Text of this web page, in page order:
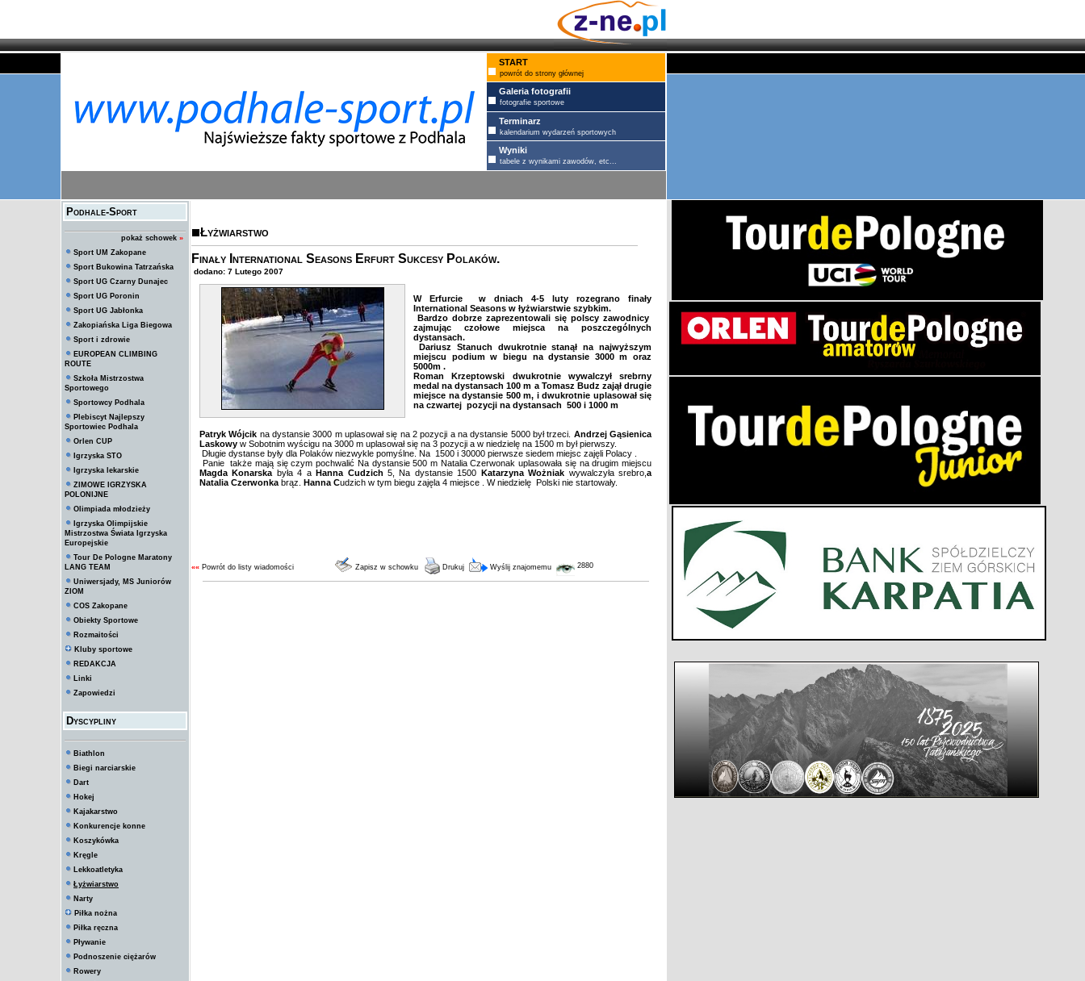
START
powrót do strony głównej
Galeria fotografii
fotografie sportowe
Terminarz
kalendarium wydarzeń sportowych
Wyniki
tabele z wynikami zawodów, etc...
Podhale-Sport
pokaż schowek »
Sport UM Zakopane
Sport Bukowina Tatrzańska
Sport UG Czarny Dunajec
Sport UG Poronin
Sport UG Jabłonka
Zakopiańska Liga Biegowa
Sport i zdrowie
EUROPEAN CLIMBING
ROUTE
Szkoła Mistrzostwa
Sportowego
Sportowcy Podhala
Plebiscyt Najlepszy
Sportowiec Podhala
Orlen CUP
Igrzyska STO
Igrzyska lekarskie
ZIMOWE IGRZYSKA
POLONIJNE
Olimpiada młodzieży
Igrzyska Olimpijskie
Mistrzostwa Świata Igrzyska
Europejskie
Tour De Pologne Maratony
LANG TEAM
Uniwersjady, MS Juniorów
ZIOM
COS Zakopane
Obiekty Sportowe
Rozmaitości
Kluby sportowe
REDAKCJA
Linki
Zapowiedzi
Dyscypliny
Biathlon
Biegi narciarskie
Dart
Hokej
Kajakarstwo
Konkurencje konne
Koszykówka
Kręgle
Lekkoatletyka
Łyżwiarstwo
Narty
Piłka nożna
Piłka ręczna
Pływanie
Podnoszenie ciężarów
Rowery
Łyżwiarstwo
Finały International Seasons Erfurt Sukcesy Polaków.
dodano: 7 Lutego 2007
W Erfurcie w dniach 4-5 luty rozegrano finały
International Seasons w łyżwiarstwie szybkim.
Bardzo dobrze zaprezentowali się polscy zawodnicy
zajmując czołowe miejsca na poszczególnych
dystansach.
Dariusz Stanuch dwukrotnie stanął na najwyższym
miejscu podium w biegu na dystansie 3000 m oraz
5000m .
Roman Krzeptowski dwukrotnie wywalczył srebrny
medal na dystansach 100 m a Tomasz Budz zajął drugie
miejsce na dystansie 500 m, i dwukrotnie uplasował się
na czwartej pozycji na dystansach 500 i 1000 m
Patryk Wójcik na dystansie 3000 m uplasował się na 2 pozycji a na dystansie 5000 był trzeci. Andrzej Gąsienica
Laskowy w Sobotnim wyścigu na 3000 m uplasował się na 3 pozycji a w niedzielę na 1500 m był pierwszy.
Długie dystanse były dla Polaków niezwykle pomyślne. Na 1500 i 30000 pierwsze siedem miejsc zajęli Polacy .
Panie także mają się czym pochwalić Na dystansie 500 m Natalia Czerwonak uplasowała się na drugim miejscu
Magda Konarska była 4 aHanna Cudzich 5, Na dystansie 1500 Katarzyna Wożniak wywalczyła srebro,a
Natalia Czerwonka brąz. Hanna Cudzich w tym biegu zajęla 4 miejsce . W niedzielę Polski nie startowały.
«« Powrót do listy wiadomości Zapisz w schowku Drukuj Wyślij znajomemu 2880